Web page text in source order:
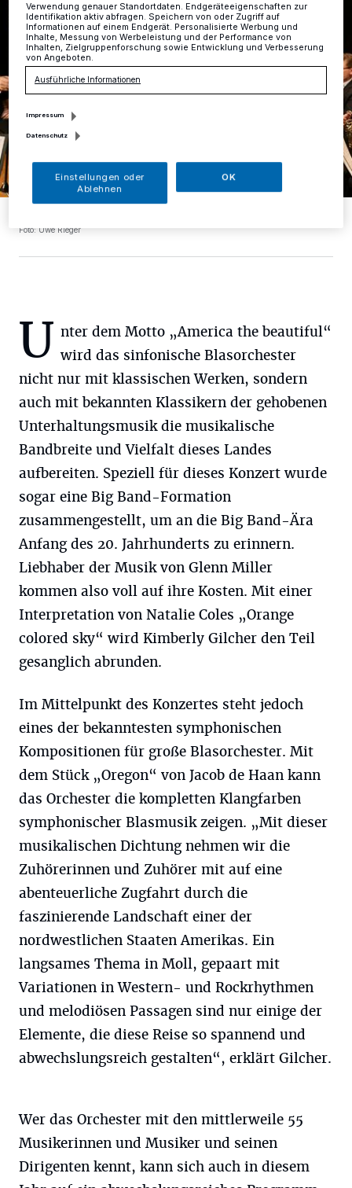
Foto: Uwe Rieger
U nter dem Motto „America the beautiful“
wird das sinfonische Blasorchester
nicht nur mit klassischen Werken, sondern
auch mit bekannten Klassikern der gehobenen
Unterhaltungsmusik die musikalische
Bandbreite und Vielfalt dieses Landes
aufbereiten. Speziell für dieses Konzert wurde
sogar eine Big Band-Formation
zusammengestellt, um an die Big Band-Ära
Anfang des 20. Jahrhunderts zu erinnern.
Liebhaber der Musik von Glenn Miller
kommen also voll auf ihre Kosten. Mit einer
Interpretation von Natalie Coles „Orange
colored sky“ wird Kimberly Gilcher den Teil
gesanglich abrunden.
Im Mittelpunkt des Konzertes steht jedoch
eines der bekanntesten symphonischen
Kompositionen für große Blasorchester. Mit
dem Stück „Oregon“ von Jacob de Haan kann
das Orchester die kompletten Klangfarben
symphonischer Blasmusik zeigen. „Mit dieser
musikalischen Dichtung nehmen wir die
Zuhörerinnen und Zuhörer mit auf eine
abenteuerliche Zugfahrt durch die
faszinierende Landschaft einer der
nordwestlichen Staaten Amerikas. Ein
langsames Thema in Moll, gepaart mit
Variationen in Western- und Rockrhythmen
und melodiösen Passagen sind nur einige der
Elemente, die diese Reise so spannend und
abwechslungsreich gestalten“, erklärt Gilcher.
Wer das Orchester mit den mittlerweile 55
Musikerinnen und Musiker und seinen
Dirigenten kennt, kann sich auch in diesem
Verwendung genauer Standortdaten. Endgeräteeigenschaften zur
Identifikation aktiv abfragen. Speichern von oder Zugriff auf
Informationen auf einem Endgerät. Personalisierte Werbung und
Inhalte, Messung von Werbeleistung und der Performance von
Inhalten, Zielgruppenforschung sowie Entwicklung und Verbesserung
von Angeboten.
Ausführliche Informationen
Impressum
Datenschutz
Einstellungen oder
Ablehnen
OK